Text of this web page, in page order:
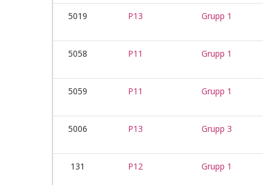
5019 P13 Grupp 1
5058 P11 Grupp 1
5059 P11 Grupp 1
5006 P13 Grupp 3
131 P12 Grupp 1